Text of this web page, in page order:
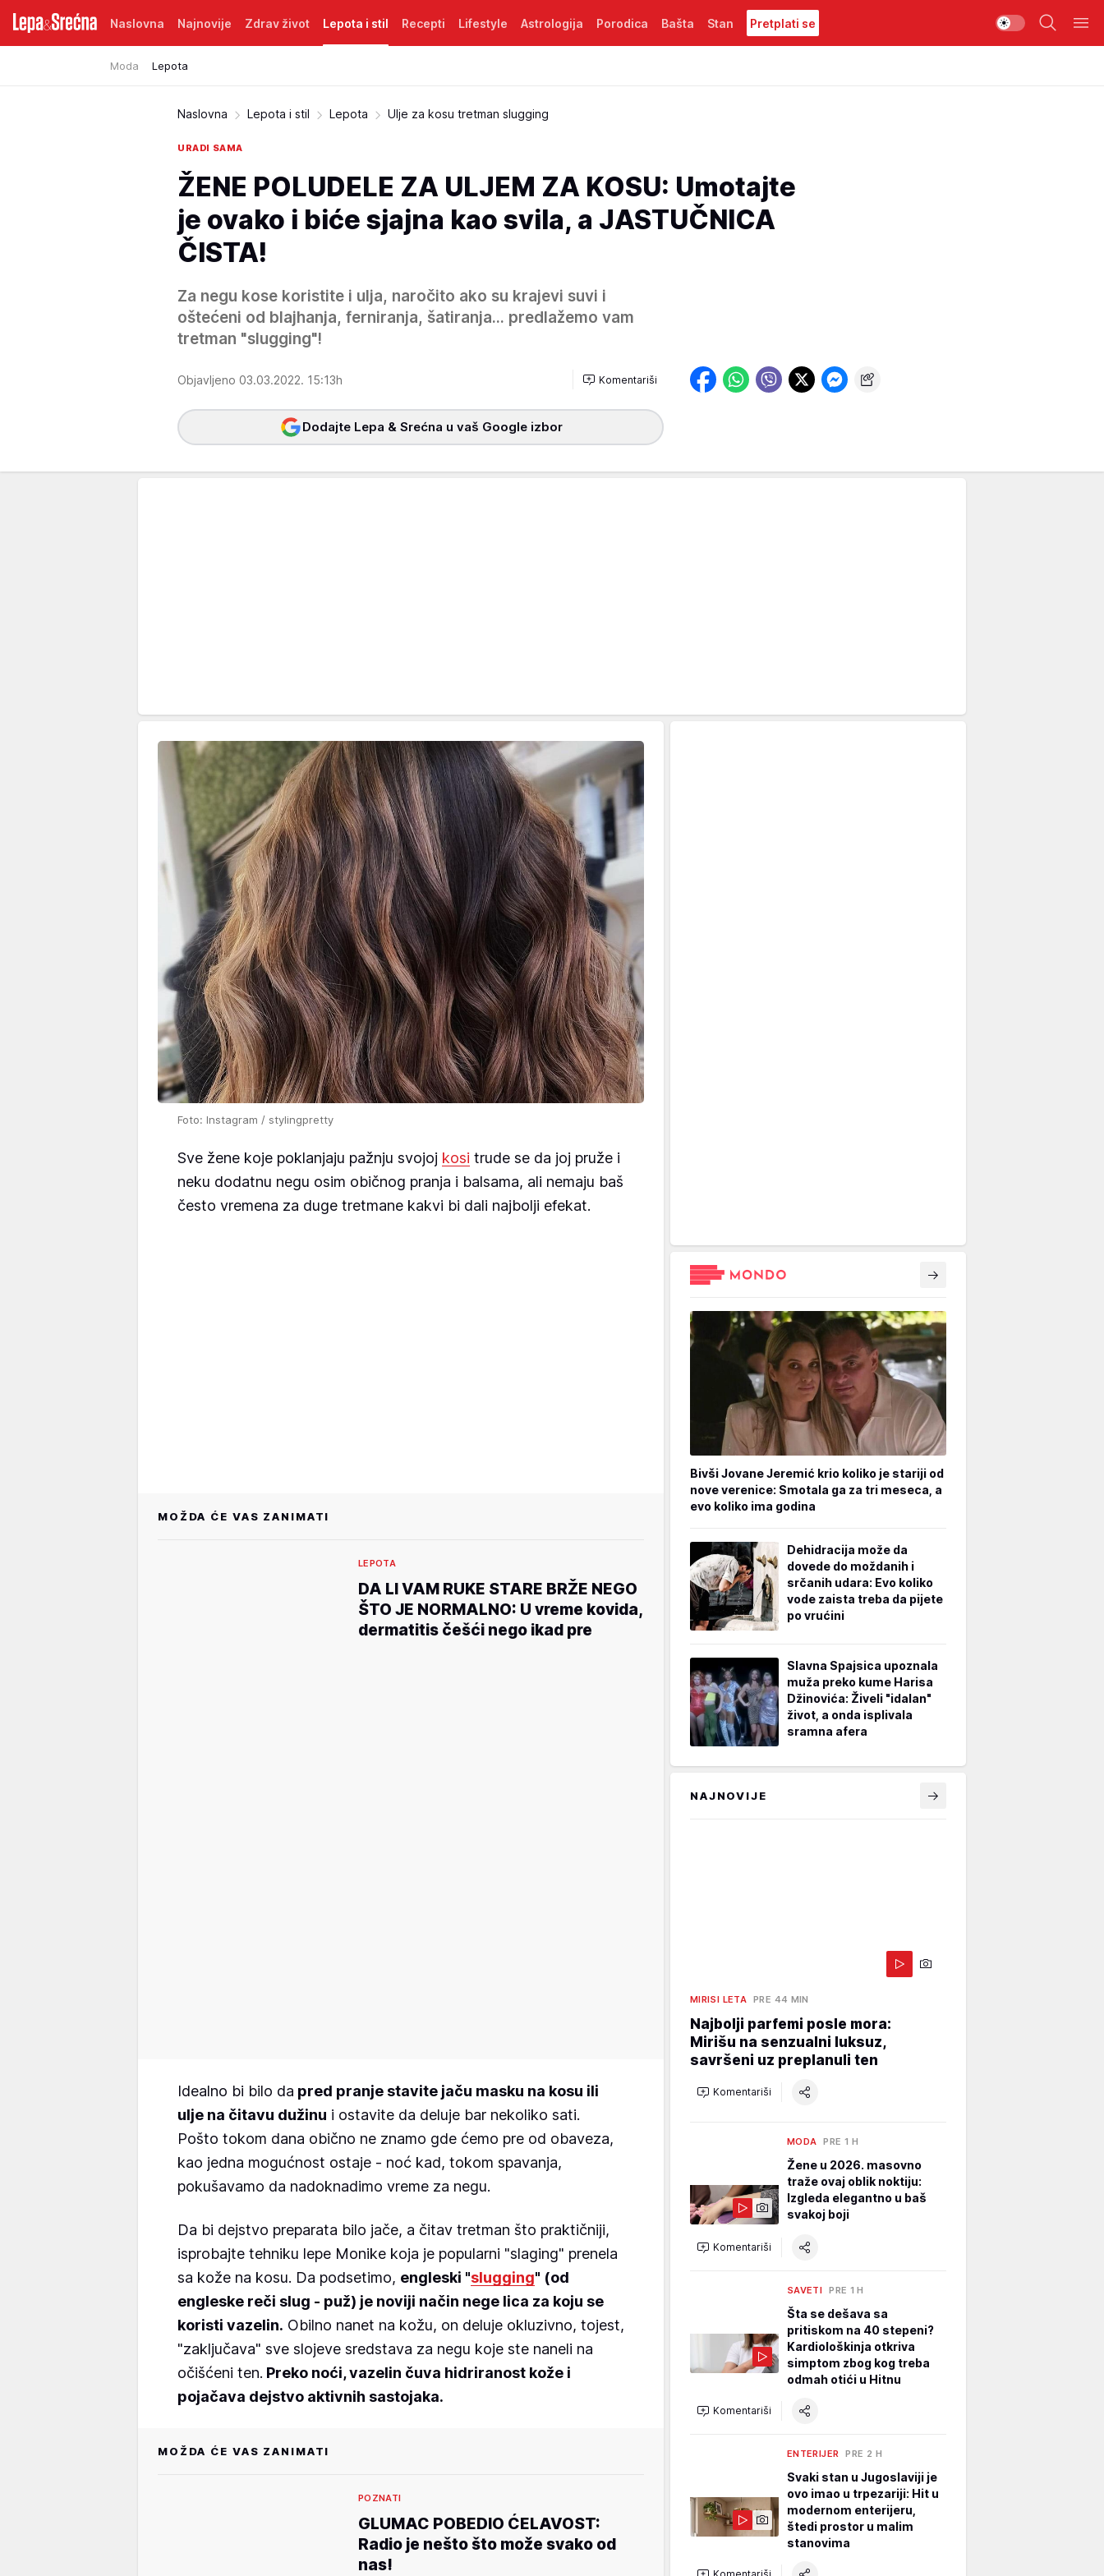
Naslovna Najnovije Zdrav život Lepota i stil
Moda Lepota
Recepti Lifestyle Astrologija Porodica Bašta Stan Pretplati se
Naslovna Lepota i stil Lepota Ulje za kosu tretman slugging
URADI SAMA
ŽENE POLUDELE ZA ULJEM ZA KOSU: Umotajte
je ovako i biće sjajna kao svila, a JASTUČNICA
ČISTA!
Za negu kose koristite i ulja, naročito ako su krajevi suvi i
oštećeni od blajhanja, ferniranja, šatiranja... predlažemo vam
tretman "slugging"!
Objavljeno 03.03.2022. 15:13h Komentariši
Dodajte Lepa & Srećna u vaš Google izbor
Foto: Instagram / stylingpretty
Sve žene koje poklanjaju pažnju svojoj kosi trude se da joj pruže i
neku dodatnu negu osim običnog pranja i balsama, ali nemaju baš
često vremena za duge tretmane kakvi bi dali najbolji efekat.
MOŽDA ĆE VAS ZANIMATI
LEPOTA
DA LI VAM RUKE STARE BRŽE NEGO
ŠTO JE NORMALNO: U vreme kovida,
dermatitis češći nego ikad pre
Idealno bi bilo da pred pranje stavite jaču masku na kosu ili
ulje na čitavu dužinu i ostavite da deluje bar nekoliko sati.
Pošto tokom dana obično ne znamo gde ćemo pre od obaveza,
kao jedna mogućnost ostaje - noć kad, tokom spavanja,
pokušavamo da nadoknadimo vreme za negu.
Da bi dejstvo preparata bilo jače, a čitav tretman što praktičniji,
isprobajte tehniku lepe Monike koja je popularni "slaging" prenela
sa kože na kosu. Da podsetimo, engleski "slugging" (od
engleske reči slug - puž) je noviji način nege lica za koju se
koristi vazelin. Obilno nanet na kožu, on deluje okluzivno, tojest,
"zaključava" sve slojeve sredstava za negu koje ste naneli na
očišćeni ten. Preko noći, vazelin čuva hidriranost kože i
pojačava dejstvo aktivnih sastojaka.
MOŽDA ĆE VAS ZANIMATI
POZNATI
GLUMAC POBEDIO ĆELAVOST:
Radio je nešto što može svako od
nas!
Bivši Jovane Jeremić krio koliko je stariji od
nove verenice: Smotala ga za tri meseca, a
evo koliko ima godina
Dehidracija može da
dovede do moždanih i
srčanih udara: Evo koliko
vode zaista treba da pijete
po vrućini
Slavna Spajsica upoznala
muža preko kume Harisa
Džinovića: Živeli "idalan"
život, a onda isplivala
sramna afera
NAJNOVIJE
MIRISI LETA PRE 44 MIN
Najbolji parfemi posle mora:
Mirišu na senzualni luksuz,
savršeni uz preplanuli ten
Komentariši
MODA PRE 1 H
Žene u 2026. masovno
traže ovaj oblik noktiju:
Izgleda elegantno u baš
svakoj boji
Komentariši
SAVETI PRE 1 H
Šta se dešava sa
pritiskom na 40 stepeni?
Kardiološkinja otkriva
simptom zbog kog treba
odmah otići u Hitnu
Komentariši
ENTERIJER PRE 2 H
Svaki stan u Jugoslaviji je
ovo imao u trpezariji: Hit u
modernom enterijeru,
štedi prostor u malim
stanovima